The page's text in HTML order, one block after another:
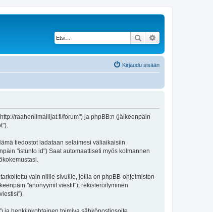
Etsi
Kirjaudu sisään
raahenilmailijat.fi/forum") ja phpBB:n (jälkeenpäin
tiedostot ladataan selaimesi väliaikaisiin
"istunto id") Saat automaattiseti myös kolmannen
vain niille sivuille, joilla on phpBB-ohjelmiston
"anonyymit viestit"), rekisteröityminen